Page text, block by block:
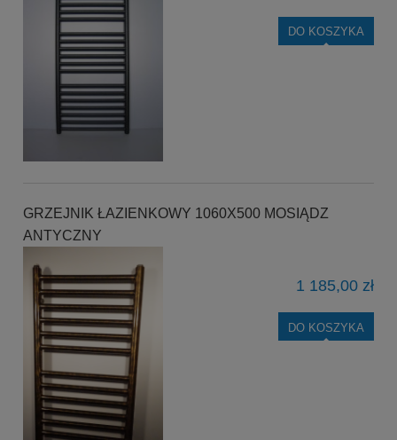
DO KOSZYKA
GRZEJNIK ŁAZIENKOWY 1060X500 MOSIĄDZ
ANTYCZNY
1 185,00 zł
DO KOSZYKA